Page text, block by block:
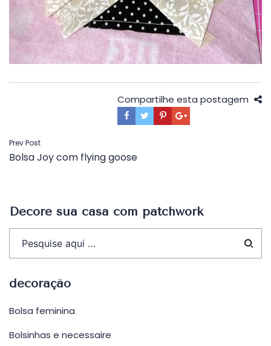
Compartilhe esta postagem
Navegação
de
Prev Post
Bolsa Joy com flying goose
Decore sua casa com patchwork
decoração
Bolsa feminina
Bolsinhas e necessaire